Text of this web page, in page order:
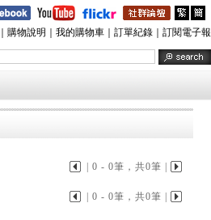
購物說明 我的購物車 訂單紀錄 訂閱電子報
| 0 - 0筆，共0筆 |
| 0 - 0筆，共0筆 |